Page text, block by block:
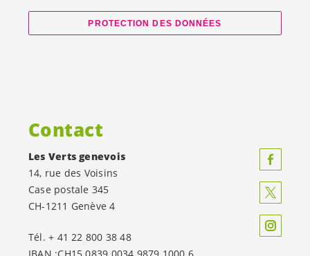
PROTECTION DES DONNÉES
Contact
Les Verts genevois
14, rue des Voisins
Case postale 345
CH-1211 Genève 4
Tél. + 41 22 800 38 48